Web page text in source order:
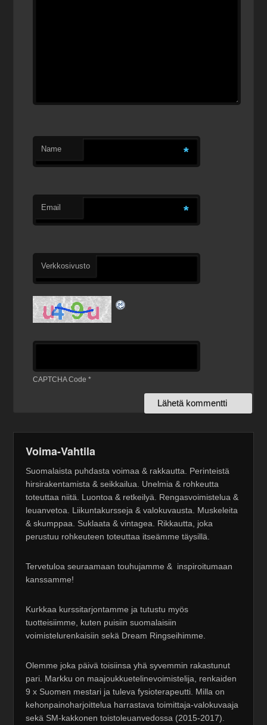
Name *
Email *
Verkkosivusto
CAPTCHA Code *
Voima-Vahtila
Suomalaista puhdasta voimaa & rakkautta. Perinteistä
hirsirakentamista & seikkailua. Unelmia & rohkeutta
toteuttaa niitä. Luontoa & retkeilyä. Rengasvoimistelua &
leuanvetoa. Liikuntakursseja & valokuvausta. Muskeleita
& skumppaa. Suklaata & vintagea. Rikkautta, joka
perustuu rohkeuteen toteuttaa itseämme täysillä.
Tervetuloa seuraamaan touhujamme & inspiroitumaan
kanssamme!
Kurkkaa kurssitarjontamme ja tutustu myös
tuotteisiimme, kuten puisiin suomalaisiin
voimistelurenkaisiin sekä Dream Ringseihimme.
Olemme joka päivä toisiinsa yhä syvemmin rakastunut
pari. Markku on maajoukkuetelinevoimistelija, renkaiden
9 x Suomen mestari ja tuleva fysioterapeutti. Milla on
kehonpainoharjoittelua harrastava toimittaja-valokuvaaja
sekä SM-kakkonen toistoleuanvedossa (2015-2017).